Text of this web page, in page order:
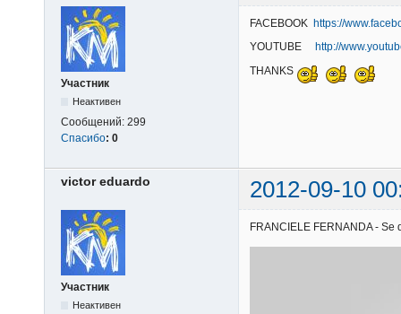
Участник
Неактивен
Сообщений: 299
Спасибо: 0
FACEBOOK https://
YOUTUBE http://
THANKS
victor eduardo 2012-09-10
Участник
Неактивен
FRANCIELE FERNANDA -